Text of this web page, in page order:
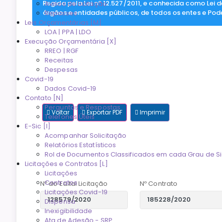
Avisos de Licitação
Repasses
Leis Orçamentárias [M]
LOA | PPA | LDO
Execução Orçamentária [X]
RREO | RGF
Receitas
Despesas
Covid-19
Dados Covid-19
Contato [N]
Perguntas e Respostas
Telefones Úteis
E-Sic [I]
Acompanhar Solicitação
Relatórios Estatísticos
Rol de Documentos Classificados em cada Grau de
Licitações e Contratos [L]
Licitações
Contratos
Licitações Covid-19
Dispensa
Inexigibilidade
Regida pela Lei nº 12.527/2011, e conhecida como
órgãos e entidades públicos, de todos os entes e
Voltar Exportar PDF Imprimir
Nº do Edital Licitação Nº Contrato